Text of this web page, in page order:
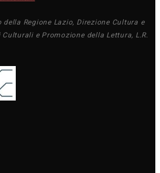
Regione Lazio, Direzione Cultura e
e Promozione della Lettura, L.R.